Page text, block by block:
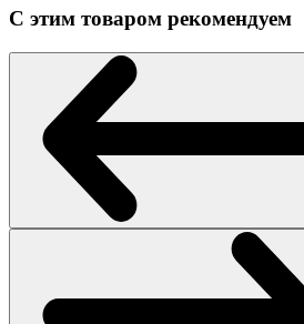
С этим товаром рекомендуем